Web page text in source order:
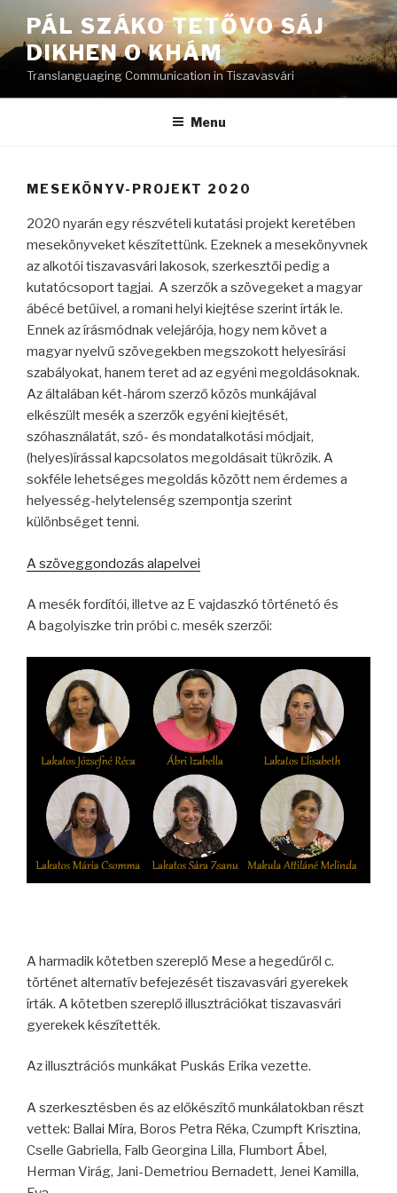
content
PÁL SZÁKO TETŐVO SÁJ
DIKHEN O KHÁM
Translanguaging Communication in Tiszavasvári
Menu
MESEKÖNYV-PROJEKT 2020
2020 nyarán egy részvételi kutatási projekt keretében
mesekönyveket készítettünk. Ezeknek a mesekönyvnek
az alkotói tiszavasvári lakosok, szerkesztői pedig a
kutatócsoport tagjai. A szerzők a szövegeket a magyar
ábécé betűivel, a romani helyi kiejtése szerint írták le.
Ennek az írásmódnak velejárója, hogy nem követ a
magyar nyelvű szövegekben megszokott helyesírási
szabályokat, hanem teret ad az egyéni megoldásoknak.
Az általában két-három szerző közös munkájával
elkészült mesék a szerzők egyéni kiejtését,
szóhasználatát, szó- és mondatalkotási módjait,
(helyes)írással kapcsolatos megoldásait tükrözik. A
sokféle lehetséges megoldás között nem érdemes a
helyesség-helytelenség szempontja szerint
különbséget tenni.
A szöveggondozás alapelvei
A mesék fordítói, illetve az E vajdaszkó történetó és
A bagolyiszke trin próbi c. mesék szerzői:
A harmadik kötetben szereplő Mese a hegedűről c.
történet alternatív befejezését tiszavasvári gyerekek
írták. A kötetben szereplő illusztrációkat tiszavasvári
gyerekek készítették.
Az illusztrációs munkákat Puskás Erika vezette.
A szerkesztésben és az előkészítő munkálatokban részt
vettek: Ballai Míra, Boros Petra Réka, Czumpft Krisztina,
Cselle Gabriella, Falb Georgina Lilla, Flumbort Ábel,
Herman Virág, Jani-Demetriou Bernadett, Jenei Kamilla,